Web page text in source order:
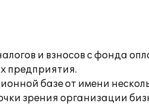
и взносов с фонда
предприятия.
базе от имени
зрения организации